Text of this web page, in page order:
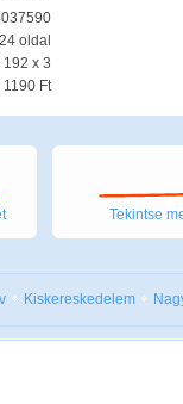
24 oldal
192 x 3
1190 Ft
Tekintse
Kiskereskedelem